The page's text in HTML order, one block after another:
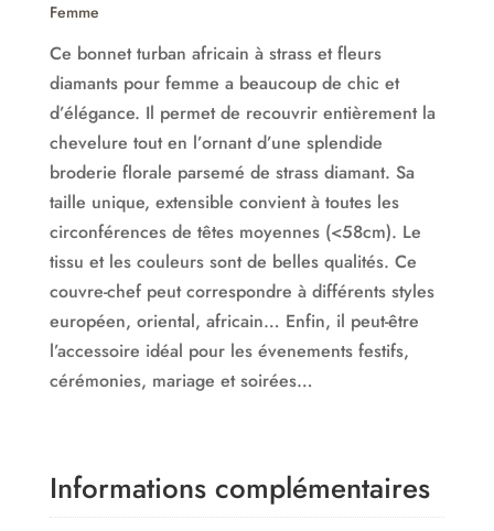
Femme
Ce bonnet turban africain à strass et fleurs
diamants pour femme a beaucoup de chic et
d’élégance. Il permet de recouvrir entièrement la
chevelure tout en l’ornant d’une splendide
broderie florale parsemé de strass diamant. Sa
taille unique, extensible convient à toutes les
circonférences de têtes moyennes (<58cm). Le
tissu et les couleurs sont de belles qualités. Ce
couvre-chef peut correspondre à différents styles
européen, oriental, africain… Enfin, il peut-être
l’accessoire idéal pour les évenements festifs,
cérémonies, mariage et soirées…
Informations complémentaires